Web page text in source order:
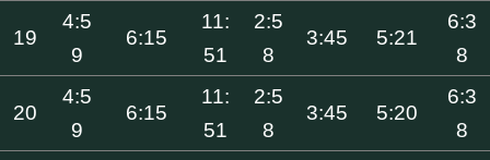
19
4:5
9
6:15
11:
51
2:5
8
3:45 5:21
6:3
8
20
4:5
9
6:15
11:
51
2:5
8
3:45 5:20
6:3
8